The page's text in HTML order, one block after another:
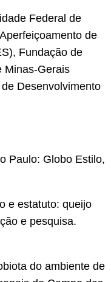
Federal de
de
Fundação de
Minas-Gerais
Desenvolvimento
Paulo: Globo Estilo,
e estatuto: queijo
e pesquisa.
do ambiente de